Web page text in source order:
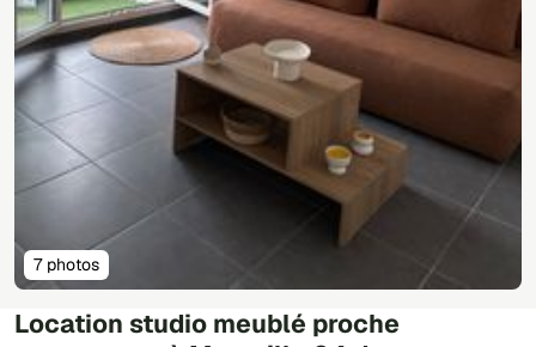
Location studio meublé proche
7 photos